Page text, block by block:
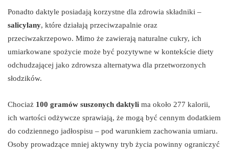
Ponadto daktyle posiadają korzystne dla zdrowia składniki –
salicylany, które działają przeciwzapalnie oraz
przeciwzakrzepowo. Mimo że zawierają naturalne cukry, ich
umiarkowane spożycie może być pozytywne w kontekście diety
odchudzającej jako zdrowsza alternatywa dla przetworzonych
słodzików.
Chociaż 100 gramów suszonych daktyli ma około 277 kalorii,
ich wartości odżywcze sprawiają, że mogą być cennym dodatkiem
do codziennego jadłospisu – pod warunkiem zachowania umiaru.
Osoby prowadzące mniej aktywny tryb życia powinny ograniczyć